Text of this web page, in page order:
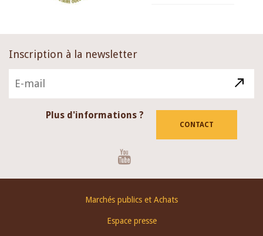
Inscription à la newsletter
Plus d'informations ?
CONTACT
Marchés publics et Achats
Espace presse